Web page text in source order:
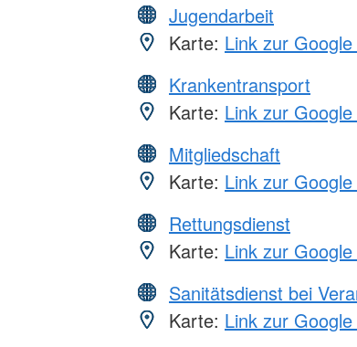
Jugendarbeit
Karte: Link zur
Krankentransport
Karte: Link zur
Mitgliedschaft
Karte: Link zur
Rettungsdienst
Karte: Link zur
Sanitätsdienst bei
Karte: Link zur